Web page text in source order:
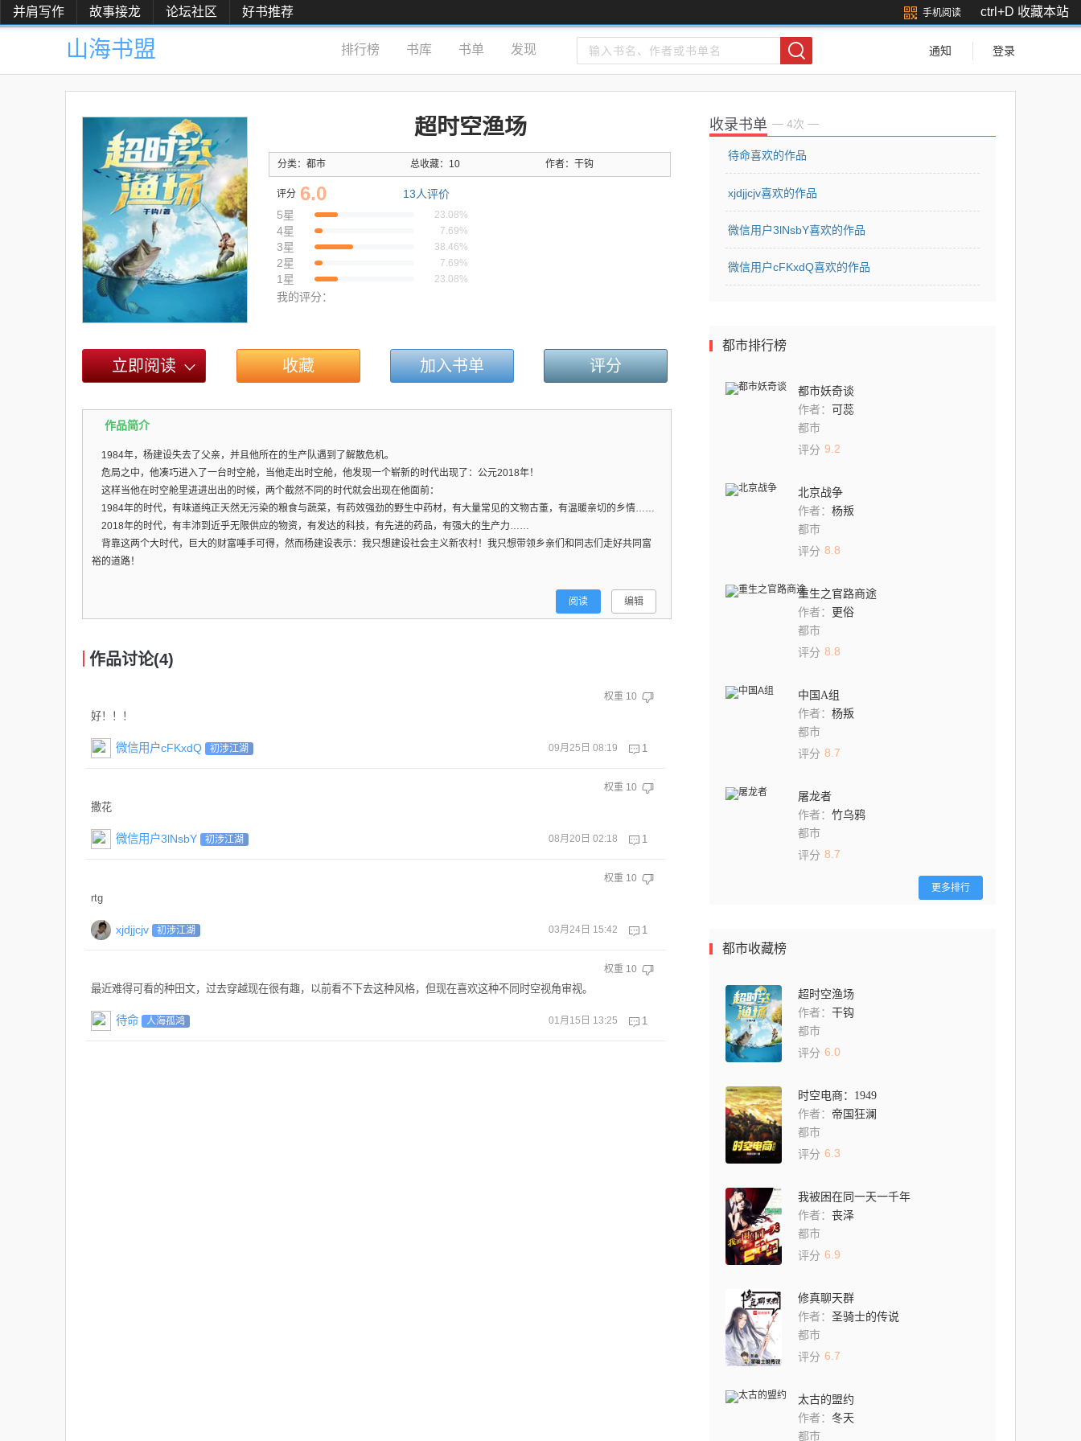
并肩写作 故事接龙 论坛社区 好书推荐 手机阅读 ctrl+D 收藏本站
山海书盟 排行榜 书库 书单 发现 通知 登录
超时空渔场
分类：都市 总收藏：10 作者： 干钩
评分 6.0 13人评价
5星
23.08%
4星 7.69%
3星 38.46%
2星 7.69%
1星 23.08%
我的评分：
立即阅读 收藏 加入书单 评分
作品简介
1984年，杨建设失去了父亲，并且他所在的生产队遇到了解散危机。
危局之中，他凑巧进入了一台时空舱，当他走出时空舱，他发现一个崭新的时代出现了：公元2018年！
这样当他在时空舱里进进出出的时候，两个截然不同的时代就会出现在他面前：
1984年的时代，有味道纯正天然无污染的粮食与蔬菜，有药效强劲的野生中药材，有大量常见的文物古董，有温暖亲切的乡情……
2018年的时代，有丰沛到近乎无限供应的物资，有发达的科技，有先进的药品，有强大的生产力……
背靠这两个大时代，巨大的财富唾手可得，然而杨建设表示：我只想建设社会主义新农村！我只想带领乡亲们和同志们走好共同富
裕的道路！
阅读 编辑
作品讨论(4)
权重 10
好！！！
微信用户cFKxdQ 初涉江湖 09月25日 08:19 1
权重 10
撒花
微信用户3lNsbY 初涉江湖 08月20日 02:18 1
权重 10
rtg
xjdjjcjv 初涉江湖 03月24日 15:42 1
权重 10
最近难得可看的种田文，过去穿越现在很有趣，以前看不下去这种风格，但现在喜欢这种不同时空视角审视。
待命 人海孤鸿 01月15日 13:25 1
收录书单 — 4次 —
待命喜欢的作品
xjdjjcjv喜欢的作品
微信用户3lNsbY喜欢的作品
微信用户cFKxdQ喜欢的作品
都市排行榜
都市妖奇谈
作者： 可蕊
都市
评分 9.2
北京战争
作者： 杨叛
都市
评分 8.8
重生之官路商途
作者： 更俗
都市
评分 8.8
中国A组
作者： 杨叛
都市
评分 8.7
屠龙者
作者： 竹乌鸦
都市
评分 8.7
更多排行
都市收藏榜
超时空渔场
作者： 干钩
都市
评分 6.0
时空电商：1949
作者： 帝国狂澜
都市
评分 6.3
我被困在同一天一千年
作者： 丧泽
都市
评分 6.9
修真聊天群
作者： 圣骑士的传说
都市
评分 6.7
太古的盟约
作者： 冬天
都市